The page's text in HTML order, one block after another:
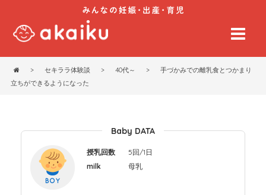
> セキララ体験談 > 40代～ >
手づかみでの離乳食とつかまり
立ちができるようになった
Baby DATA
授乳回数
5回/1日
milk
母乳